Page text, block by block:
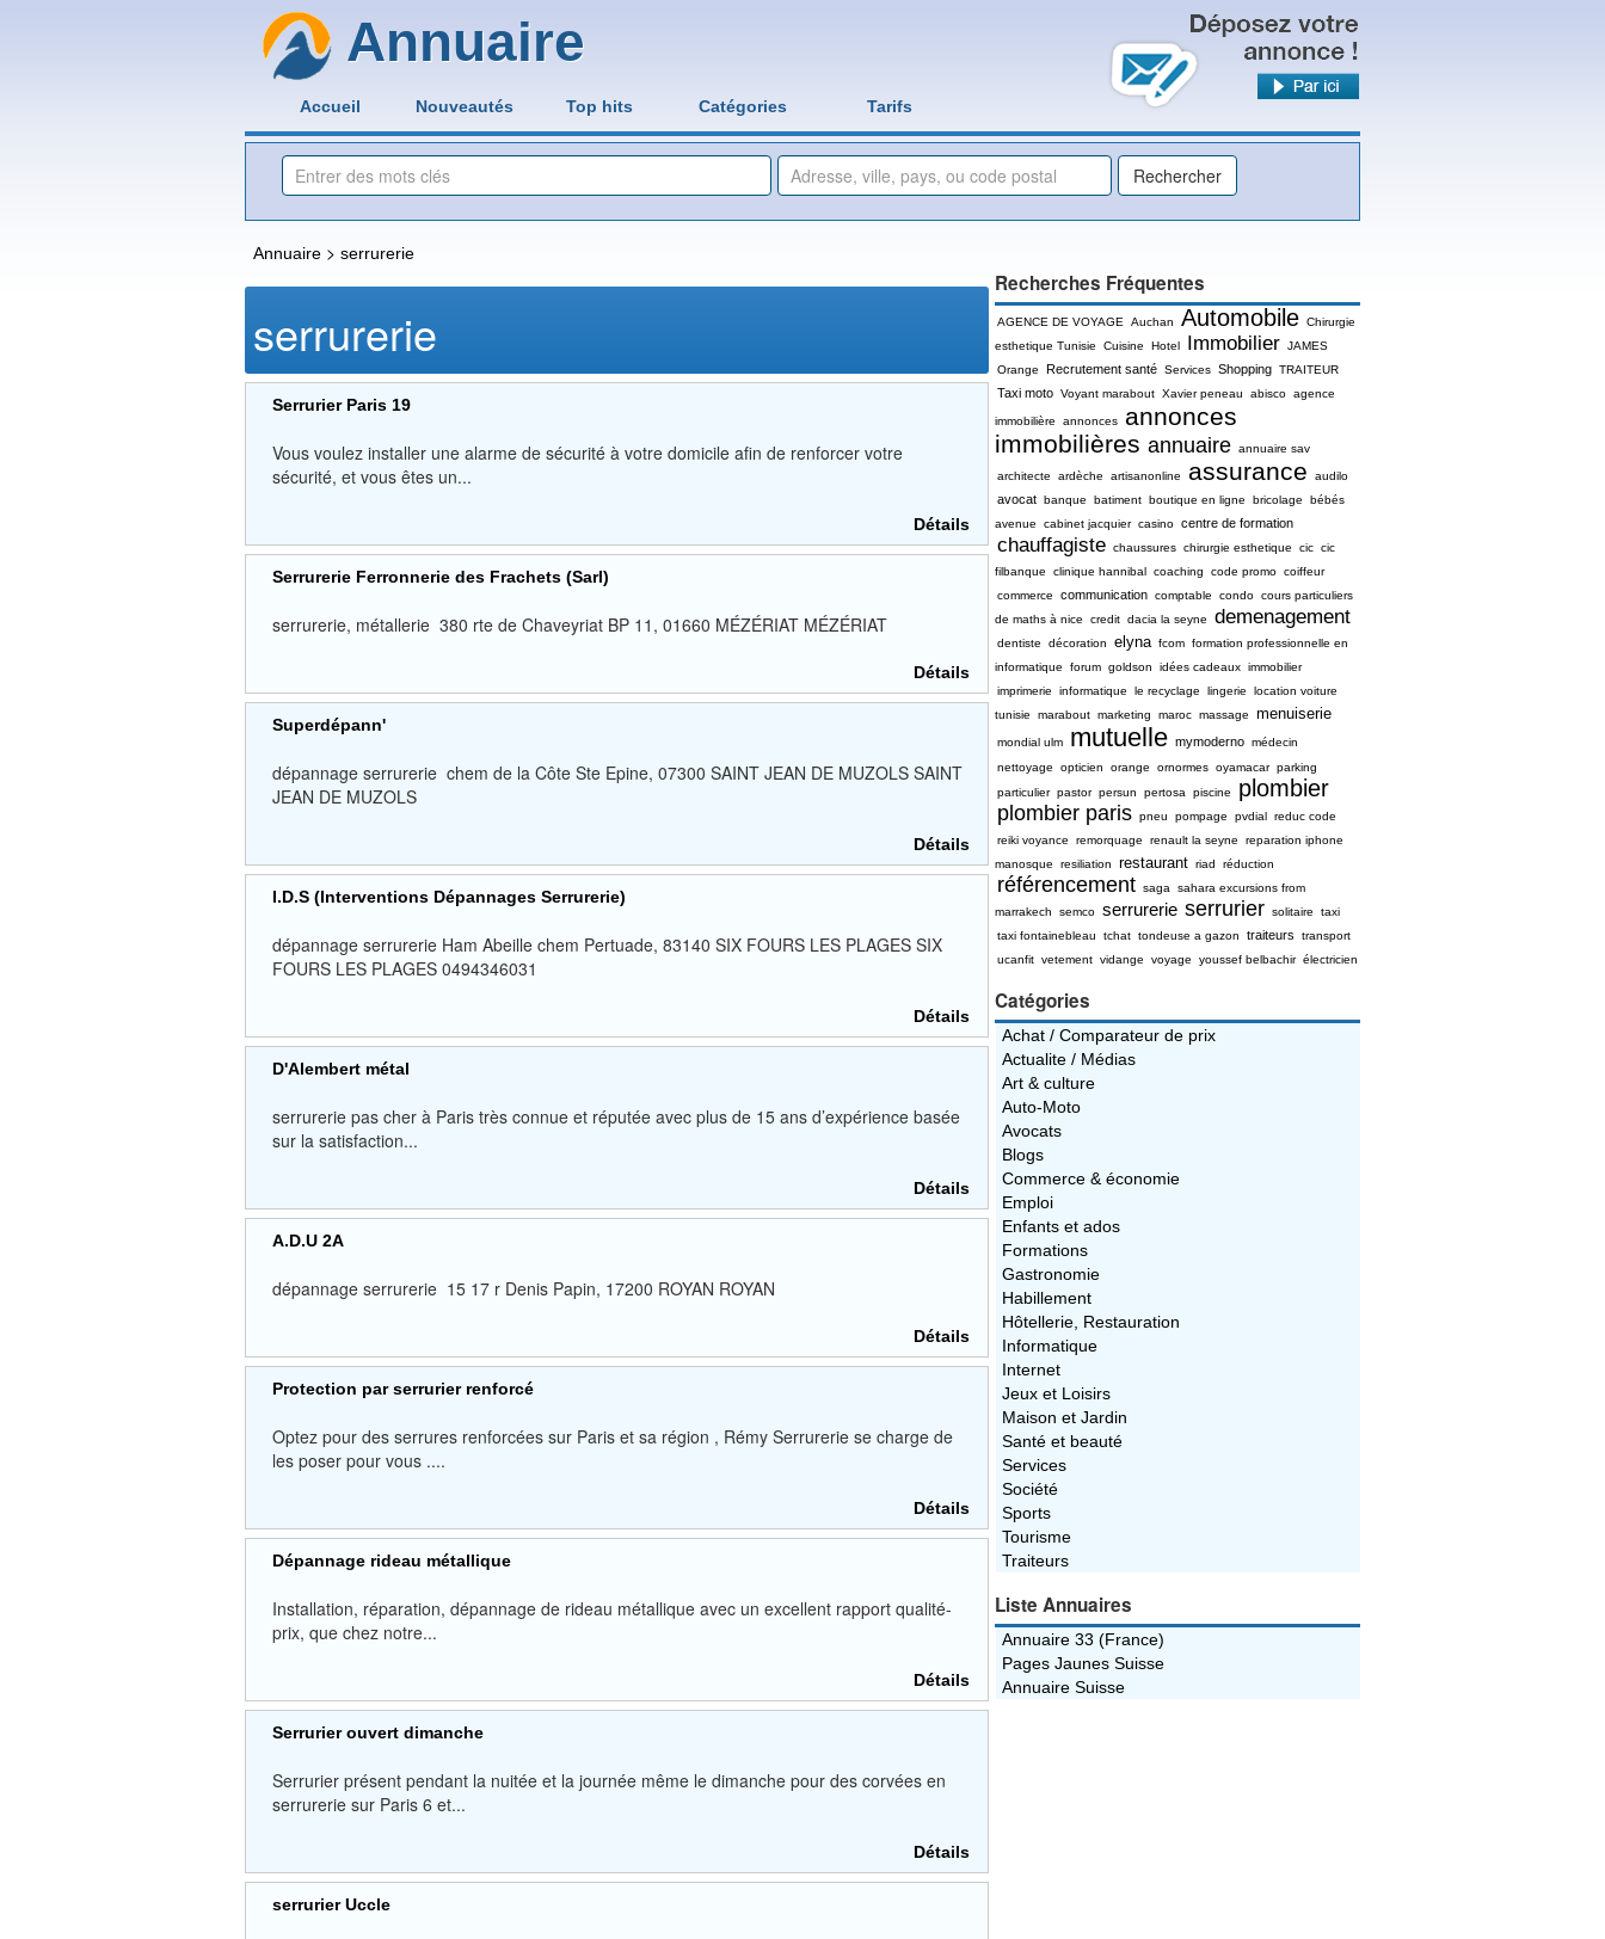
Annuaire
Accueil Nouveautés Top hits Catégories Tarifs
Annuaire > serrurerie
serrurerie
Serrurier Paris 19
Vous voulez installer une alarme de sécurité à votre domicile afin de renforcer votre
sécurité, et vous êtes un...
Détails
Serrurerie Ferronnerie des Frachets (Sarl)
serrurerie, métallerie 380 rte de Chaveyriat BP 11, 01660 MÉZÉRIAT MÉZÉRIAT
Détails
Superdépann'
dépannage serrurerie chem de la Côte Ste Epine, 07300 SAINT JEAN DE MUZOLS SAINT
JEAN DE MUZOLS
Détails
I.D.S (Interventions Dépannages Serrurerie)
dépannage serrurerie Ham Abeille chem Pertuade, 83140 SIX FOURS LES PLAGES SIX
FOURS LES PLAGES 0494346031
Détails
D'Alembert métal
serrurerie pas cher à Paris très connue et réputée avec plus de 15 ans d’expérience basée
sur la satisfaction...
Détails
A.D.U 2A
dépannage serrurerie 15 17 r Denis Papin, 17200 ROYAN ROYAN
Détails
Protection par serrurier renforcé
Optez pour des serrures renforcées sur Paris et sa région , Rémy Serrurerie se charge de
les poser pour vous ....
Détails
Dépannage rideau métallique
Installation, réparation, dépannage de rideau métallique avec un excellent rapport qualité-
prix, que chez notre...
Détails
Serrurier ouvert dimanche
Serrurier présent pendant la nuitée et la journée même le dimanche pour des corvées en
serrurerie sur Paris 6 et...
Détails
serrurier Uccle
Recherches Fréquentes
AGENCE DE VOYAGE Auchan Automobile Chirurgie
esthetique Tunisie
Cuisine Hotel Immobilier JAMES
Orange
Recrutement santé Services Shopping TRAITEUR
Taxi moto Voyant marabout Xavier peneau abisco agence
immobilière annonces
annonces
immobilières annuaire annuaire sav
architecte ardèche artisanonline assurance audilo
avocat banque batiment boutique en ligne bricolage
bébés
avenue
cabinet jacquier casino centre de formation
chauffagiste chaussures chirurgie esthetique cic cic
filbanque
clinique hannibal coaching code promo coiffeur
commerce
communication comptable condo cours particuliers
de maths à nice
credit dacia la seyne demenagement
dentiste décoration elyna fcom formation professionnelle en
informatique
forum goldson idées cadeaux immobilier
imprimerie
informatique le recyclage lingerie
location voiture
tunisie
marabout marketing maroc massage menuiserie
mondial ulm mutuelle mymoderno médecin
nettoyage
opticien orange ornormes oyamacar parking
particulier pastor persun pertosa piscine plombier
plombier paris pneu pompage pvdial reduc code
reiki voyance
remorquage renault la seyne
reparation iphone
manosque
resiliation restaurant riad réduction
référencement saga
sahara excursions from
marrakech
semco serrurerie serrurier solitaire
taxi
taxi fontainebleau
tchat tondeuse a gazon traiteurs
transport
ucanfit vetement vidange voyage youssef belbachir électricien
Catégories
Achat / Comparateur de prix
Actualite / Médias
Art & culture
Auto-Moto
Avocats
Blogs
Commerce & économie
Emploi
Enfants et ados
Formations
Gastronomie
Habillement
Hôtellerie, Restauration
Informatique
Internet
Jeux et Loisirs
Maison et Jardin
Santé et beauté
Services
Société
Sports
Tourisme
Traiteurs
Liste Annuaires
Annuaire 33 (France)
Pages Jaunes Suisse
Annuaire Suisse